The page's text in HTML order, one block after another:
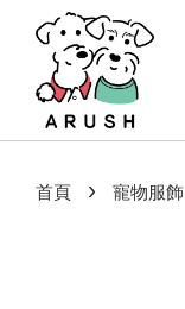
首頁 › 寵物服飾